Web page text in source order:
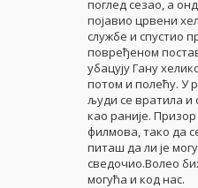
поглед сезао, а
појавио црвени
службе и спустио
повређеном
убацују Гану
потом и полећу. У
људи се вратила и
као раније.
филмова, тако да
питаш да ли је
сведочио.Волео
могућа и код нас.